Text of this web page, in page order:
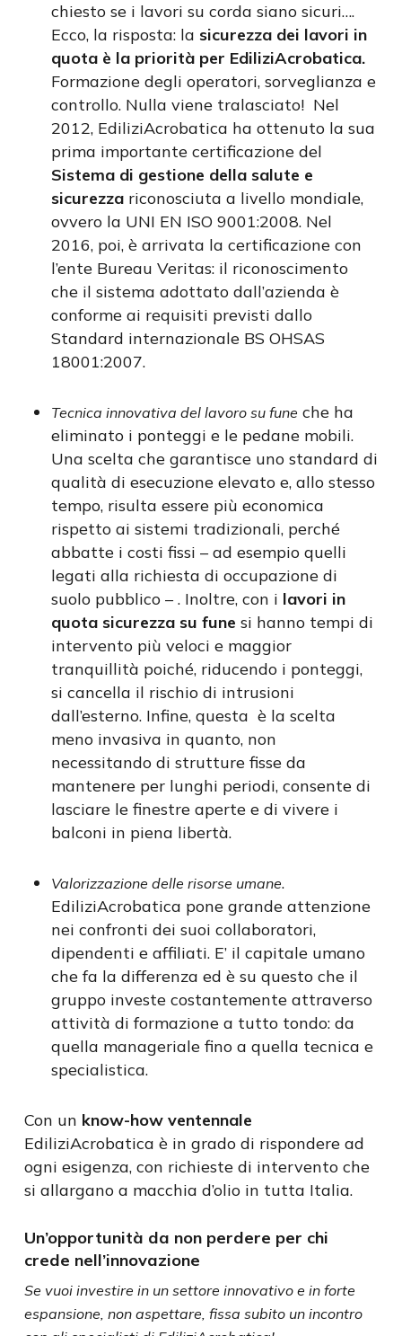
chiesto se i lavori su corda siano sicuri….
Ecco, la risposta: la sicurezza dei lavori in
quota è la priorità per EdiliziAcrobatica.
Formazione degli operatori, sorveglianza e
controllo. Nulla viene tralasciato! Nel
2012, EdiliziAcrobatica ha ottenuto la sua
prima importante certificazione del
Sistema di gestione della salute e
sicurezzariconosciuta a livello mondiale,
ovvero la UNI EN ISO 9001:2008. Nel
2016, poi, è arrivata la certificazione con
l’ente Bureau Veritas: il riconoscimento
che il sistema adottato dall’azienda è
conforme ai requisiti previsti dallo
Standard internazionale BS OHSAS
18001:2007.
Tecnica innovativa del lavoro su fune che ha
eliminato i ponteggi e le pedane mobili.
Una scelta che garantisce uno standard di
qualità di esecuzione elevato e, allo stesso
tempo, risulta essere più economica
rispetto ai sistemi tradizionali, perché
abbatte i costi fissi – ad esempio quelli
legati alla richiesta di occupazione di
suolo pubblico – . Inoltre, con i lavori in
quota sicurezza su fune si hanno tempi di
intervento più veloci e maggior
tranquillità poiché, riducendo i ponteggi,
si cancella il rischio di intrusioni
dall’esterno. Infine, questa è la scelta
meno invasiva in quanto, non
necessitando di strutture fisse da
mantenere per lunghi periodi, consente di
lasciare le finestre aperte e di vivere i
balconi in piena libertà.
Valorizzazione delle risorse umane.
EdiliziAcrobatica pone grande attenzione
nei confronti dei suoi collaboratori,
dipendenti e affiliati. E’ il capitale umano
che fa la differenza ed è su questo che il
gruppo investe costantemente attraverso
attività di formazione a tutto tondo: da
quella manageriale fino a quella tecnica e
specialistica.
Con un know-how ventennale
EdiliziAcrobatica è in grado di rispondere ad
ogni esigenza, con richieste di intervento che
si allargano a macchia d’olio in tutta Italia.
Un’opportunità da non perdere per chi
crede nell’innovazione
Se vuoi investire in un settore innovativo e in forte
espansione, non aspettare, fissa subito un incontro